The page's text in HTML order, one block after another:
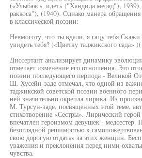
(«Улыбаясь, идет» ("Хандида меояд"),
раккоса"), (1940). Однако манера
в классической поэзии:
Невмоготу, что ты вдали, я гацу тебя Скажи
увидеть тебя? («Цветку таджикского сада»
Диссертант анализирует динамику
отмечает изменение его отношения. Это
поэзии последующего периода - Великой
Ш. Хусейн-заде отмечал, что одной из
таджикской советской поэзии военного
ней значительно окрепла лирика. Из
М. Турсун-заде, посвященных этой теме,
стихотворение «Сестры». Лирический герой
впечатлен героизмом девушек - медсестер.
безоглядной решимостью к
свою дорогую отдать» за этих женщин.
уважения и преклонения перед ними
чувства.